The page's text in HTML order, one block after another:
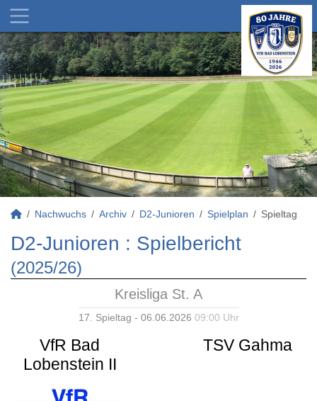
Nachwuchs Archiv D2-Junioren Spielplan Spieltag
D2-Junioren : Spielbericht
(2025/26)
Kreisliga St. A
17. Spieltag - 06.06.2026 09:00 Uhr
VfR Bad
Lobenstein II
TSV Gahma